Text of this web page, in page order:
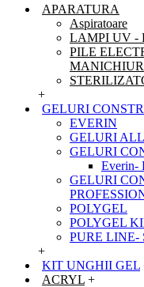
APARATURA
Aspiratoare
LAMPI UV -
PILE
+
GELURI
EVERIN
GELURI
GELURI
Everin-
GELURI
POLYGEL
POLYGEL
PURE LINE-
+
KIT UNGHII GEL
ACRYL +